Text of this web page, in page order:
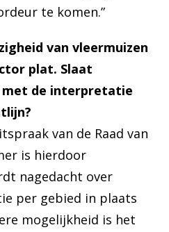
te komen.”
van vleermuizen
plat. Slaat
de interpretatie
van de Raad van
is hierdoor
nagedacht over
per gebied in plaats
mogelijkheid is het